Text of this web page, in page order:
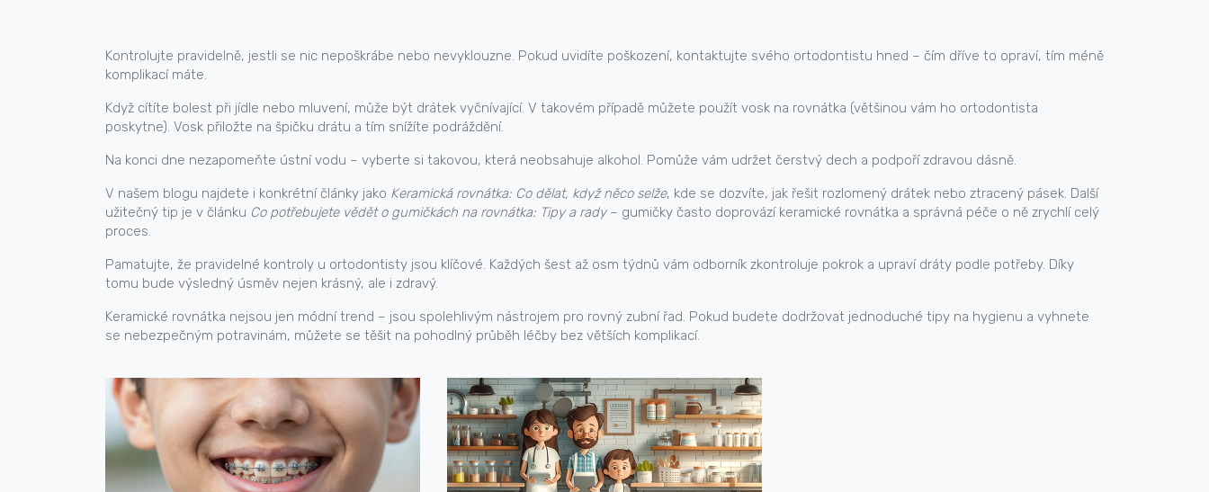
Kontrolujte pravidelně, jestli se nic nepoškrábe nebo nevyklouzne. Pokud uvidíte poškození, kontaktujte svého ortodontistu hned – čím dříve to opraví, tím méně
komplikací máte.
Když cítíte bolest při jídle nebo mluvení, může být drátek vyčnívající. V takovém případě můžete použít vosk na rovnátka (většinou vám ho ortodontista
poskytne). Vosk přiložte na špičku drátu a tím snížíte podráždění.
Na konci dne nezapomeňte ústní vodu – vyberte si takovou, která neobsahuje alkohol. Pomůže vám udržet čerstvý dech a podpoří zdravou dásně.
V našem blogu najdete i konkrétní články jako Keramická rovnátka: Co dělat, když něco selže, kde se dozvíte, jak řešit rozlomený drátek nebo ztracený pásek. Další
užitečný tip je v článku Co potřebujete vědět o gumičkách na rovnátka: Tipy a rady– gumičky často doprovází keramické rovnátka a správná péče o ně zrychlí celý
proces.
Pamatujte, že pravidelné kontroly u ortodontisty jsou klíčové. Každých šest až osm týdnů vám odborník zkontroluje pokrok a upraví dráty podle potřeby. Díky
tomu bude výsledný úsměv nejen krásný, ale i zdravý.
Keramické rovnátka nejsou jen módní trend – jsou spolehlivým nástrojem pro rovný zubní řad. Pokud budete dodržovat jednoduché tipy na hygienu a vyhnete
se nebezpečným potravinám, můžete se těšit na pohodlný průběh léčby bez větších komplikací.